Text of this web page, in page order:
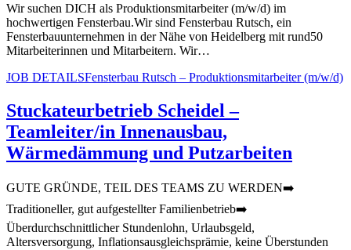
Wir suchen DICH als Produktionsmitarbeiter (m/w/d) im
hochwertigen Fensterbau.Wir sind Fensterbau Rutsch, ein
Fensterbauunternehmen in der Nähe von Heidelberg mit rund50
Mitarbeiterinnen und Mitarbeitern. Wir…
JOB DETAILSFensterbau Rutsch – Produktionsmitarbeiter (m/w/d)
Stuckateurbetrieb Scheidel –
Teamleiter/in Innenausbau,
Wärmedämmung und Putzarbeiten
GUTE GRÜNDE, TEIL DES TEAMS ZU WERDEN➡️
Traditioneller, gut aufgestellter Familienbetrieb➡️
Überdurchschnittlicher Stundenlohn, Urlaubsgeld,
Altersversorgung, Inflationsausgleichsprämie, keine Überstunden